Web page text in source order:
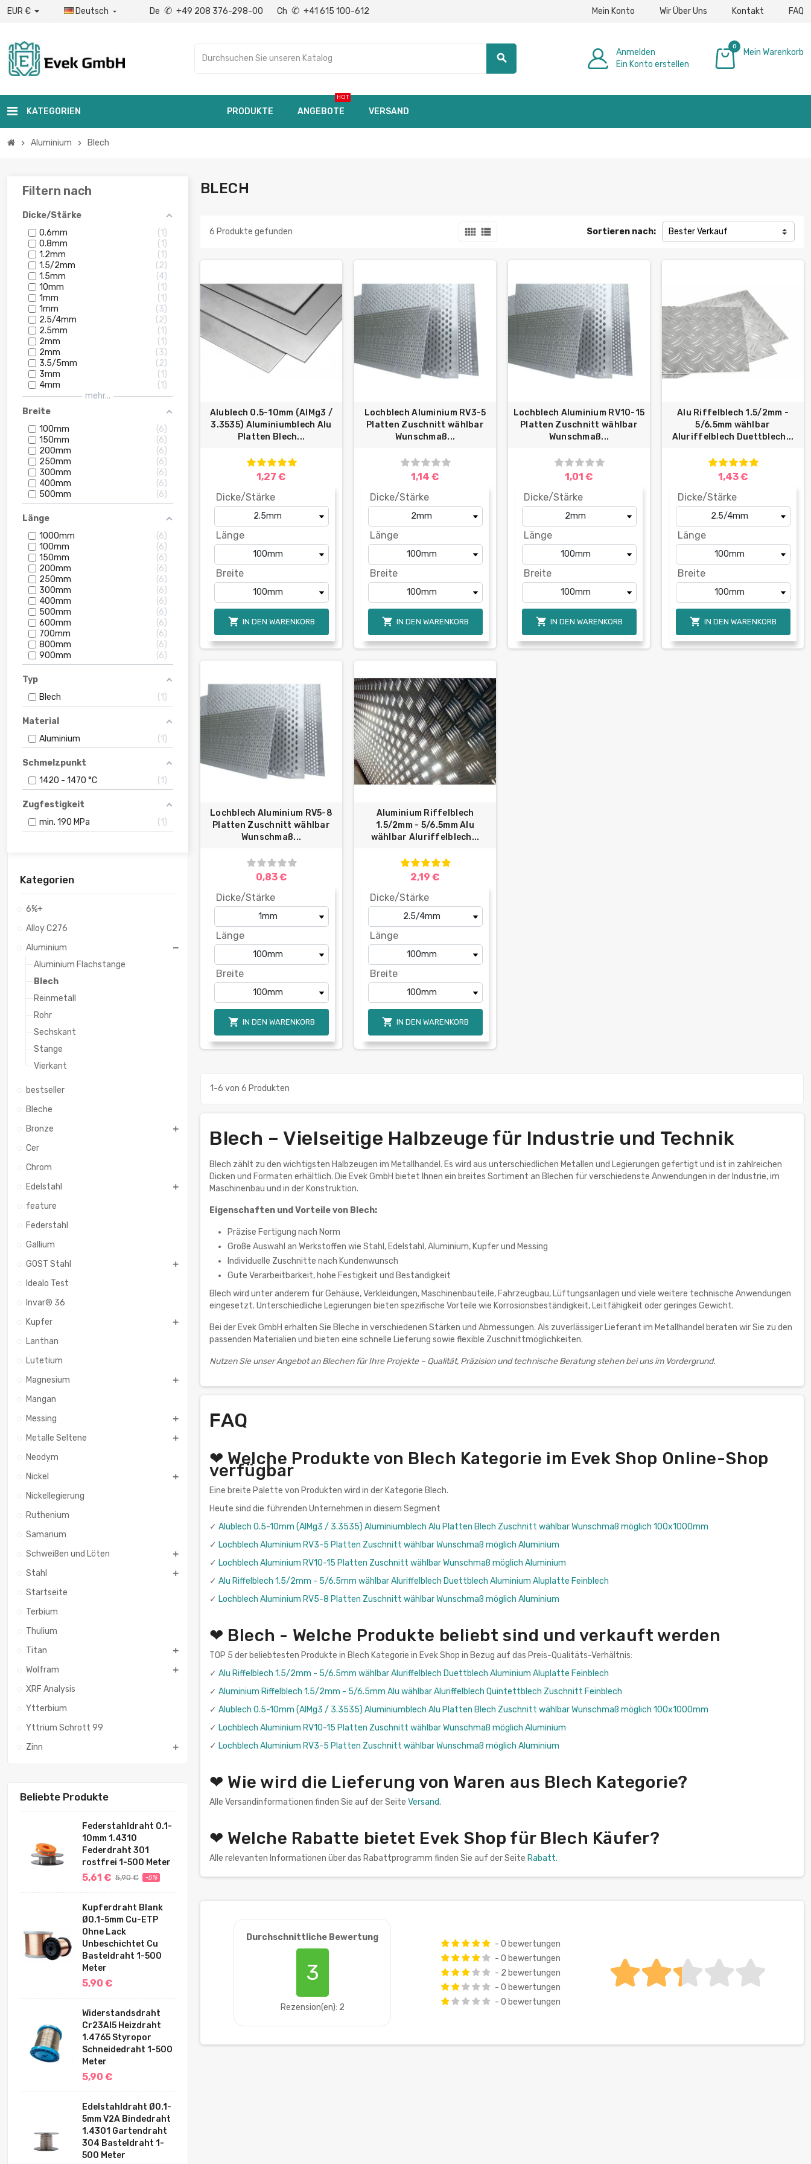
EUR € Deutsch  De ✆ +49 208 376-298-00 Ch ✆ +41 615 100-612 Mein Konto Wir Über Uns Kontakt FAQ
search
Anmelden
Ein Konto erstellen
0
Mein Warenkorb
KATEGORIEN PRODUKTE ANGEBOTE
HOT
VERSAND
chevron_right Aluminium chevron_right Blech
Filtern nach
Dicke/Stärke
0.6mm
1
0.8mm
1
1.2mm
1
1.5/2mm
2
1.5mm
4
10mm
1
1mm
1
1mm
3
2.5/4mm
2
2.5mm
1
2mm
1
2mm
3
3.5/5mm
2
3mm
1
4mm
1
mehr...
Breite
100mm
6
150mm
6
200mm
6
250mm
6
300mm
6
400mm
6
500mm
6
Länge
1000mm
6
100mm
6
150mm
6
200mm
6
250mm
6
300mm
6
400mm
6
500mm
6
600mm
6
700mm
6
800mm
6
900mm
6
Typ
Blech
1
Material
Aluminium
1
Schmelzpunkt
1420 - 1470 °C
1
Zugfestigkeit
min. 190 MPa
1
Kategorien
6%+
Alloy C276
Aluminium
Aluminium Flachstange
Blech
Reinmetall
Rohr
Sechskant
Stange
Vierkant
bestseller
Bleche
Bronze
Cer
Chrom
Edelstahl
feature
Federstahl
Gallium
GOST Stahl
Idealo Test
Invar® 36
Kupfer
Lanthan
Lutetium
Magnesium
Mangan
Messing
Metalle Seltene
Neodym
Nickel
Nickellegierung
Ruthenium
Samarium
Schweißen und Löten
Stahl
Startseite
Terbium
Thulium
Titan
Wolfram
XRF Analysis
Ytterbium
Yttrium Schrott 99
Zinn
Beliebte Produkte
Federstahldraht 0.1-
10mm 1.4310
Federdraht 301
rostfrei 1-500 Meter
5,61 € 5,90 € -5%
Kupferdraht Blank
Ø0.1-5mm Cu-ETP
Ohne Lack
Unbeschichtet Cu
Basteldraht 1-500
Meter
5,90 €
Widerstandsdraht
Cr23Al5 Heizdraht
1.4765 Styropor
Schneidedraht 1-500
Meter
5,90 €
Edelstahldraht Ø0.1-
5mm V2A Bindedraht
1.4301 Gartendraht
304 Basteldraht 1-
500 Meter
BLECH
view_comfy view_list Sortieren nach: Bester Verkauf
6 Produkte gefunden
Alublech 0.5-10mm (AlMg3 /
3.3535) Aluminiumblech Alu
Platten Blech...
1,27 €
Dicke/Stärke
Länge
Breite
 IN DEN WARENKORB
Lochblech Aluminium RV3-5
Platten Zuschnitt wählbar
Wunschmaß...
1,14 €
Dicke/Stärke
Länge
Breite
 IN DEN WARENKORB
Lochblech Aluminium RV10-15
Platten Zuschnitt wählbar
Wunschmaß...
1,01 €
Dicke/Stärke
Länge
Breite
 IN DEN WARENKORB
Alu Riffelblech 1.5/2mm -
5/6.5mm wählbar
Aluriffelblech Duettblech...
1,43 €
Dicke/Stärke
Länge
Breite
 IN DEN WARENKORB
Lochblech Aluminium RV5-8
Platten Zuschnitt wählbar
Wunschmaß...
0,83 €
Dicke/Stärke
Länge
Breite
 IN DEN WARENKORB
Aluminium Riffelblech
1.5/2mm - 5/6.5mm Alu
wählbar Aluriffelblech...
2,19 €
Dicke/Stärke
Länge
Breite
 IN DEN WARENKORB
1-6 von 6 Produkten
Blech – Vielseitige Halbzeuge für Industrie und Technik
Blech zählt zu den wichtigsten Halbzeugen im Metallhandel. Es wird aus unterschiedlichen Metallen und Legierungen gefertigt und ist in zahlreichen
Dicken und Formaten erhältlich. Die Evek GmbH bietet Ihnen ein breites Sortiment an Blechen für verschiedenste Anwendungen in der Industrie, im
Maschinenbau und in der Konstruktion.
Eigenschaften und Vorteile von Blech:
Präzise Fertigung nach Norm
Große Auswahl an Werkstoffen wie Stahl, Edelstahl, Aluminium, Kupfer und Messing
Individuelle Zuschnitte nach Kundenwunsch
Gute Verarbeitbarkeit, hohe Festigkeit und Beständigkeit
Blech wird unter anderem für Gehäuse, Verkleidungen, Maschinenbauteile, Fahrzeugbau, Lüftungsanlagen und viele weitere technische Anwendungen
eingesetzt. Unterschiedliche Legierungen bieten spezifische Vorteile wie Korrosionsbeständigkeit, Leitfähigkeit oder geringes Gewicht.
Bei der Evek GmbH erhalten Sie Bleche in verschiedenen Stärken und Abmessungen. Als zuverlässiger Lieferant im Metallhandel beraten wir Sie zu den
passenden Materialien und bieten eine schnelle Lieferung sowie flexible Zuschnittmöglichkeiten.
Nutzen Sie unser Angebot an Blechen für Ihre Projekte – Qualität, Präzision und technische Beratung stehen bei uns im Vordergrund.
FAQ
❤ Welche Produkte von Blech Kategorie im Evek Shop Online-Shop
verfügbar
Eine breite Palette von Produkten wird in der Kategorie Blech.
Heute sind die führenden Unternehmen in diesem Segment
✓ Alublech 0.5-10mm (AlMg3 / 3.3535) Aluminiumblech Alu Platten Blech Zuschnitt wählbar Wunschmaß möglich 100x1000mm
✓ Lochblech Aluminium RV3-5 Platten Zuschnitt wählbar Wunschmaß möglich Aluminium
✓ Lochblech Aluminium RV10-15 Platten Zuschnitt wählbar Wunschmaß möglich Aluminium
✓ Alu Riffelblech 1.5/2mm - 5/6.5mm wählbar Aluriffelblech Duettblech Aluminium Aluplatte Feinblech
✓ Lochblech Aluminium RV5-8 Platten Zuschnitt wählbar Wunschmaß möglich Aluminium
❤ Blech - Welche Produkte beliebt sind und verkauft werden
TOP 5 der beliebtesten Produkte in Blech Kategorie in Evek Shop in Bezug auf das Preis-Qualitäts-Verhältnis:
✓ Alu Riffelblech 1.5/2mm - 5/6.5mm wählbar Aluriffelblech Duettblech Aluminium Aluplatte Feinblech
✓ Aluminium Riffelblech 1.5/2mm - 5/6.5mm Alu wählbar Aluriffelblech Quintettblech Zuschnitt Feinblech
✓ Alublech 0.5-10mm (AlMg3 / 3.3535) Aluminiumblech Alu Platten Blech Zuschnitt wählbar Wunschmaß möglich 100x1000mm
✓ Lochblech Aluminium RV10-15 Platten Zuschnitt wählbar Wunschmaß möglich Aluminium
✓ Lochblech Aluminium RV3-5 Platten Zuschnitt wählbar Wunschmaß möglich Aluminium
❤ Wie wird die Lieferung von Waren aus Blech Kategorie?
Alle Versandinformationen finden Sie auf der Seite Versand.
❤ Welche Rabatte bietet Evek Shop für Blech Käufer?
Alle relevanten Informationen über das Rabattprogramm finden Sie auf der Seite Rabatt.
Durchschnittliche Bewertung
3
Rezension(en): 2
- 0 bewertungen
- 0 bewertungen
- 2 bewertungen
- 0 bewertungen
- 0 bewertungen